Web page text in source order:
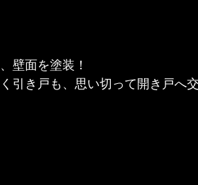
壁面を塗装！
引き戸も、思い切って開き戸へ交